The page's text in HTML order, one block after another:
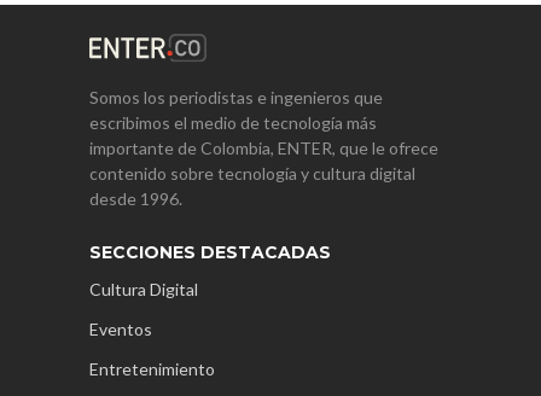
Somos los periodistas e ingenieros que
escribimos el medio de tecnología más
importante de Colombia, ENTER, que le ofrece
contenido sobre tecnología y cultura digital
desde 1996.
SECCIONES DESTACADAS
Cultura Digital
Eventos
Entretenimiento